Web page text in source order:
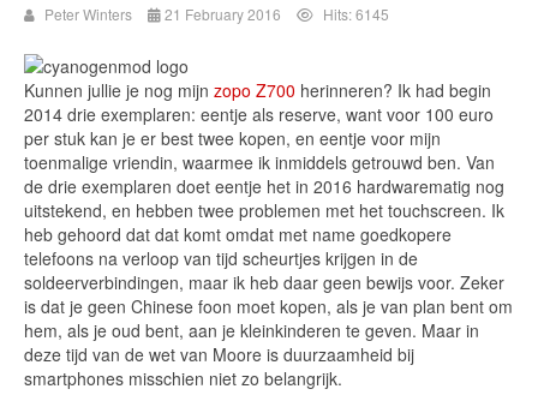
Peter Winters 21 February 2016 Hits: 6145
Kunnen jullie je nog mijn zopo Z700 herinneren? Ik had begin
2014 drie exemplaren: eentje als reserve, want voor 100 euro
per stuk kan je er best twee kopen, en eentje voor mijn
toenmalige vriendin, waarmee ik inmiddels getrouwd ben. Van
de drie exemplaren doet eentje het in 2016 hardwarematig nog
uitstekend, en hebben twee problemen met het touchscreen. Ik
heb gehoord dat dat komt omdat met name goedkopere
telefoons na verloop van tijd scheurtjes krijgen in de
soldeerverbindingen, maar ik heb daar geen bewijs voor. Zeker
is dat je geen Chinese foon moet kopen, als je van plan bent om
hem, als je oud bent, aan je kleinkinderen te geven. Maar in
deze tijd van de wet van Moore is duurzaamheid bij
smartphones misschien niet zo belangrijk.